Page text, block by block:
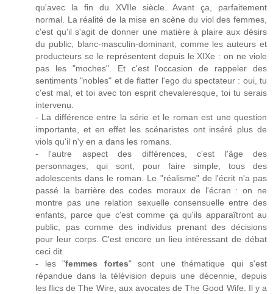
qu'avec la fin du XVIIe siècle. Avant ça, parfaitement
normal. La réalité de la mise en scène du viol des femmes,
c'est qu'il s'agit de donner une matière à plaire aux désirs
du public, blanc-masculin-dominant, comme les auteurs et
producteurs se le représentent depuis le XIXe : on ne viole
pas les "moches". Et c'est l'occasion de rappeler des
sentiments "nobles" et de flatter l'ego du spectateur : oui, tu
c'est mal, et toi avec ton esprit chevaleresque, toi tu serais
intervenu.
- La différence entre la série et le roman est une question
importante, et en effet les scénaristes ont inséré plus de
viols qu'il n'y en a dans les romans.
- l'autre aspect des différences, c'est l'âge des
personnages, qui sont, pour faire simple, tous des
adolescents dans le roman. Le "réalisme" de l'écrit n'a pas
passé la barrière des codes moraux de l'écran : on ne
montre pas une relation sexuelle consensuelle entre des
enfants, parce que c'est comme ça qu'ils apparaîtront au
public, pas comme des individus prenant des décisions
pour leur corps. C'est encore un lieu intéressant de débat
ceci dit.
- les "femmes fortes" sont une thématique qui s'est
répandue dans la télévision depuis une décennie, depuis
les flics de The Wire, aux avocates de The Good Wife. Il y a